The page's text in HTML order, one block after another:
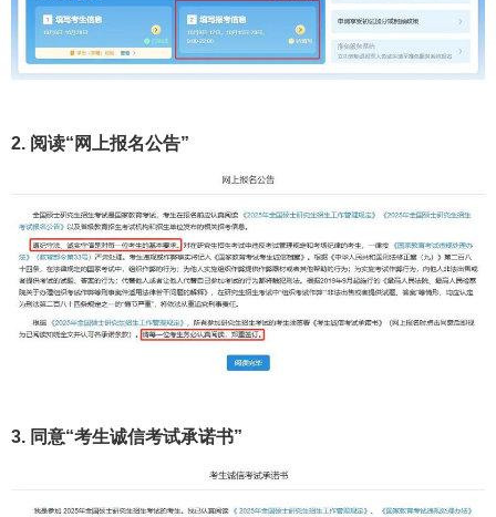
2. 阅读“网上报名公告”
3. 同意“考生诚信考试承诺书”